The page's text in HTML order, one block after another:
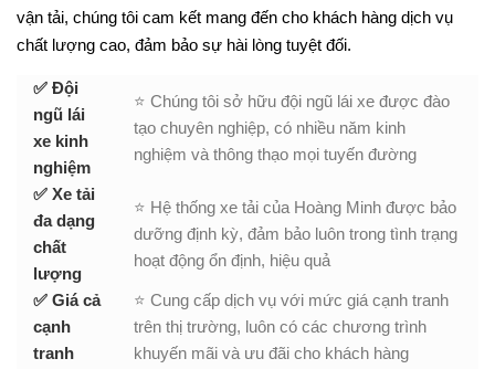
vận tải, chúng tôi cam kết mang đến cho khách hàng dịch vụ
chất lượng cao, đảm bảo sự hài lòng tuyệt đối.
✅ Đội
ngũ lái
xe kinh
nghiệm
⭐ Chúng tôi sở hữu đội ngũ lái xe được đào
tạo chuyên nghiệp, có nhiều năm kinh
nghiệm và thông thạo mọi tuyến đường
✅ Xe tải
đa dạng
chất
lượng
⭐ Hệ thống xe tải của Hoàng Minh được bảo
dưỡng định kỳ, đảm bảo luôn trong tình trạng
hoạt động ổn định, hiệu quả
✅ Giá cả
cạnh
tranh
⭐ Cung cấp dịch vụ với mức giá cạnh tranh
trên thị trường, luôn có các chương trình
khuyến mãi và ưu đãi cho khách hàng